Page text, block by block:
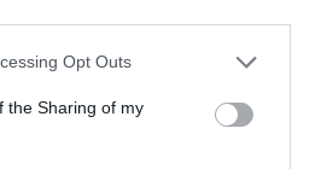
app uses one or more Google
usage behaviour. You may click to
Google and its third-party tags to
specified purposes in below Google
Opt Outs
the Sharing of my
unokájuk és hét dédunokájuk